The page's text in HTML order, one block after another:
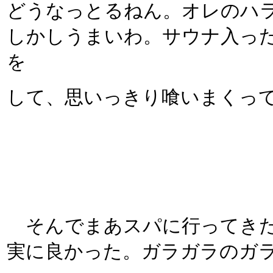
どうなっとるねん。オレのハ
しかしうまいわ。サウナ入っ
を
して、思いっきり喰いまくっ
そんでまあスパに行ってき
実に良かった。ガラガラのガ